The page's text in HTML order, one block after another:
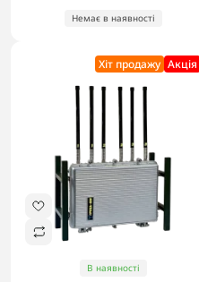
Немає в наявності
Хіт продажу Акцiя
В наявності